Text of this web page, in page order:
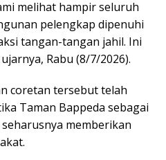
melihat hampir seluruh
pelengkap dipenuhi
tangan-tangan jahil. Ini
Rabu (8/7/2026).
coretan tersebut telah
Taman Bappeda sebagai
memberikan